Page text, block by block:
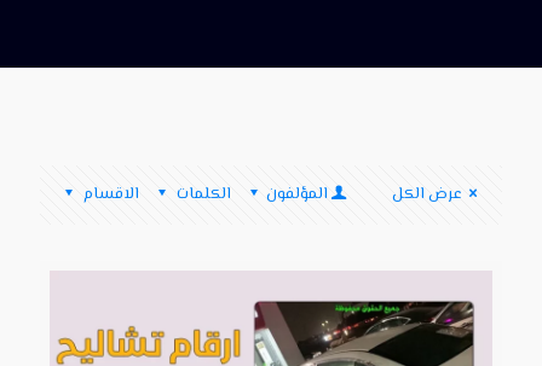
الاقسام الكلمات المؤلفون عرض الكل